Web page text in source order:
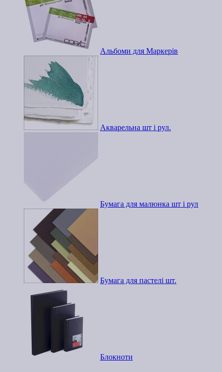
Альбоми для Маркерів
Акварельна шт і рул.
Бумага для малюнка шт і рул
Бумага для пастелі шт.
Блокноти